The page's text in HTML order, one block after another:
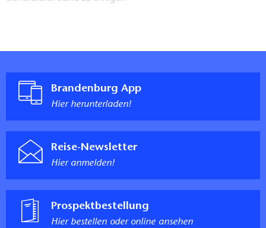
Brandenburg App
Hier herunterladen!
Reise-Newsletter
Hier anmelden!
Prospektbestellung
Hier bestellen oder online ansehen